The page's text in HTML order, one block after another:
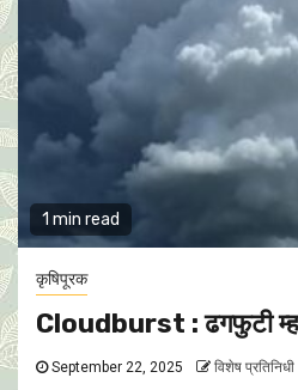
1 min read
कृषिपूरक
Cloudburst : ढगफुटी
September 22, 2025 विशेष प्रतिनिधी